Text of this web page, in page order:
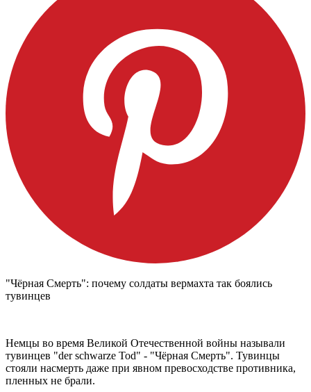
"Чёрная Смерть": почему солдаты вермахта так боялись
тувинцев
Немцы во время Великой Отечественной войны называли
тувинцев "der schwarze Tod" - "Чёрная Смерть". Тувинцы
стояли насмерть даже при явном превосходстве противника,
пленных не брали.